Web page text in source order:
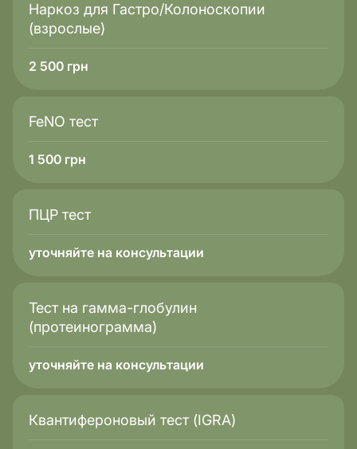
Наркоз для Гастро/Колоноскопии
(взрослые)
2 500 грн
FeNO тест
1 500 грн
ПЦР тест
уточняйте на консультации
Тест на гамма-глобулин
(протеинограмма)
уточняйте на консультации
Квантифероновый тест (IGRA)